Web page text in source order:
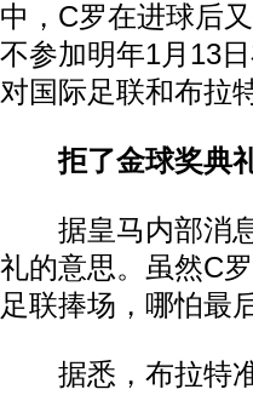
中，C罗在进球后
不参加明年1月13
对国际足联和布拉
拒了金球奖典
据皇马内部消息
礼的意思。虽然C
足联捧场，哪怕最
据悉，布拉特准